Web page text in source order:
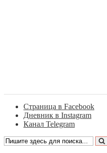
Страница в Facebook
Дневник в Instagram
Канал Telegram